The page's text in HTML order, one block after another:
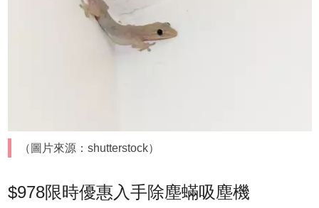
（圖片來源：shutterstock）
$978限時優惠入手除塵蟎吸塵機